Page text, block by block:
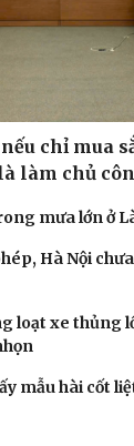
chỉ mua
làm chủ
mưa lớn ở
Hà Nội
loạt xe thủng
mẫu hài cốt